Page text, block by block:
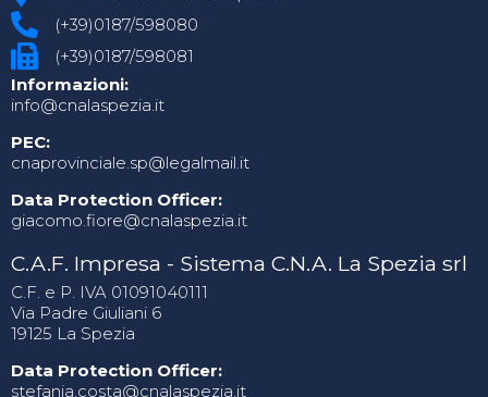
(+39)0187/598080
(+39)0187/598081
Informazioni:
info@cnalaspezia.it
PEC:
cnaprovinciale.sp@legalmail.it
Data Protection Officer:
giacomo.fiore@cnalaspezia.it
C.A.F. Impresa - Sistema C.N.A. La Spezia srl
C.F. e P. IVA 01091040111
Via Padre Giuliani 6
19125 La Spezia
Data Protection Officer:
stefania.costa@cnalaspezia.it